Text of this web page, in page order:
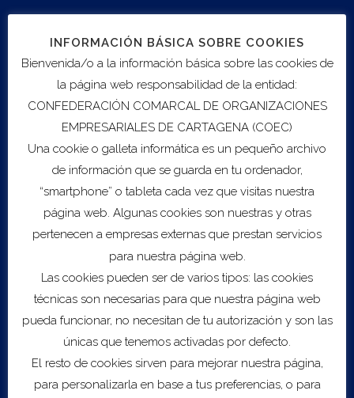
hospitalidad.
Conventions and Exhibitions Centre y cada año
Fabricantes y distribuidores de equipamiento y
proveedores de servicios para los sectores de
alimentación y hostelería exponen sus novedades en
esta exhibición internacional.
(excepto porcino y alcohol) y actividades y sectores
conexos.
Coste: 7.199,50€ , IVA incluido.
Preinscripción e información adicional.
INFORMACIÓN BÁSICA SOBRE COOKIES
Bienvenida/o a la información básica sobre las cookies de
la página web responsabilidad de la entidad:
CONFEDERACIÓN COMARCAL DE ORGANIZACIONES
EMPRESARIALES DE CARTAGENA (COEC)
Una cookie o galleta informática es un pequeño archivo
de información que se guarda en tu ordenador,
“smartphone” o tableta cada vez que visitas nuestra
página web. Algunas cookies son nuestras y otras
pertenecen a empresas externas que prestan servicios
para nuestra página web.
Las cookies pueden ser de varios tipos: las cookies
técnicas son necesarias para que nuestra página web
pueda funcionar, no necesitan de tu autorización y son las
únicas que tenemos activadas por defecto.
El resto de cookies sirven para mejorar nuestra página,
para personalizarla en base a tus preferencias, o para